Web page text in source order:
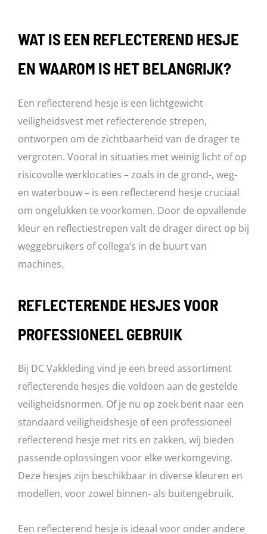
optie
kan
gekozen
worden
op
de
productpagina
WAT IS EEN REFLECTEREND HESJE
EN WAAROM IS HET BELANGRIJK?
Een reflecterend hesje is een lichtgewicht
veiligheidsvest met reflecterende strepen,
ontworpen om de zichtbaarheid van de drager te
vergroten. Vooral in situaties met weinig licht of op
risicovolle werklocaties – zoals in de grond-, weg-
en waterbouw – is een reflecterend hesje cruciaal
om ongelukken te voorkomen. Door de opvallende
kleur en reflectiestrepen valt de drager direct op bij
weggebruikers of collega’s in de buurt van
machines.
REFLECTERENDE HESJES VOOR
PROFESSIONEEL GEBRUIK
Bij DC Vakkleding vind je een breed assortiment
reflecterende hesjes die voldoen aan de gestelde
veiligheidsnormen. Of je nu op zoek bent naar een
standaard veiligheidshesje of een professioneel
reflecterend hesje met rits en zakken, wij bieden
passende oplossingen voor elke werkomgeving.
Deze hesjes zijn beschikbaar in diverse kleuren en
modellen, voor zowel binnen- als buitengebruik.
Een reflecterend hesje is ideaal voor onder andere